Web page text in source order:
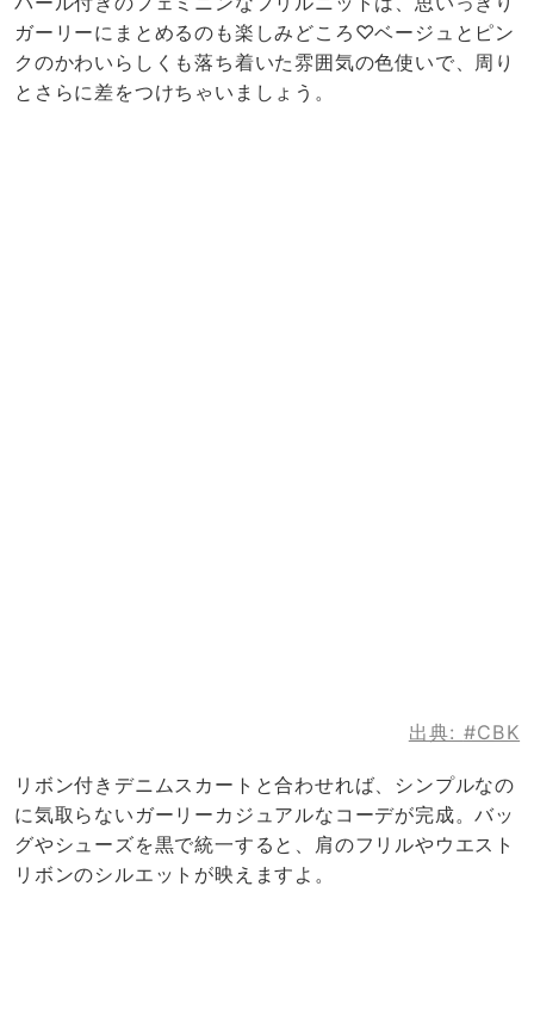
ガーリーにまとめるのも楽しみどころ♡ベージュとピン
クのかわいらしくも落ち着いた雰囲気の色使いで、周り
とさらに差をつけちゃいましょう。
出典: #CBK
リボン付きデニムスカートと合わせれば、シンプルなの
に気取らないガーリーカジュアルなコーデが完成。バッ
グやシューズを黒で統一すると、肩のフリルやウエスト
リボンのシルエットが映えますよ。